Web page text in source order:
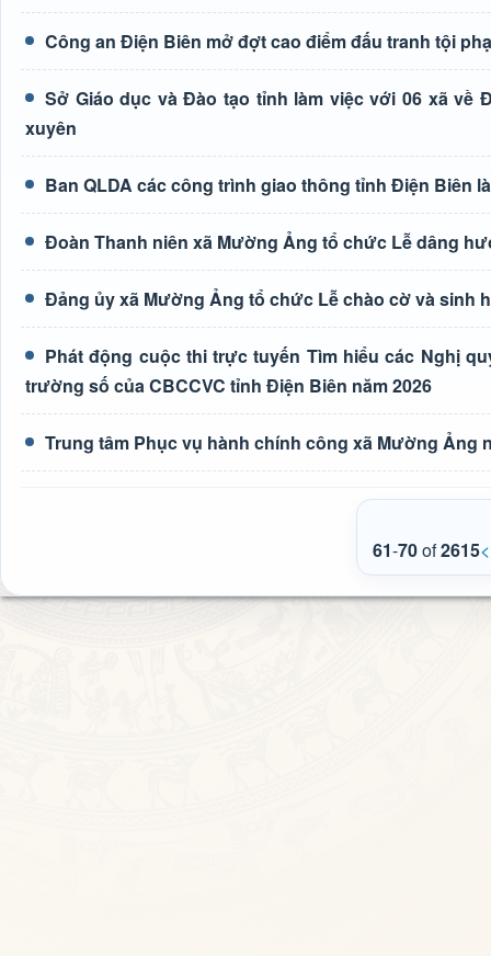
Công an Điện Biên mở đợt cao điểm đấu tranh tội
Sở Giáo dục và Đào tạo tỉnh làm việc với 06 xã
xuyên
Ban QLDA các công trình giao thông tỉnh Điện Biên
Đoàn Thanh niên xã Mường Ảng tổ chức Lễ dâng
Đảng ủy xã Mường Ảng tổ chức Lễ chào cờ và sinh
Phát động cuộc thi trực tuyến Tìm hiểu các Nghị
trường số của CBCCVC tỉnh Điện Biên năm 2026
Trung tâm Phục vụ hành chính công xã Mường Ảng
61-70of2615<